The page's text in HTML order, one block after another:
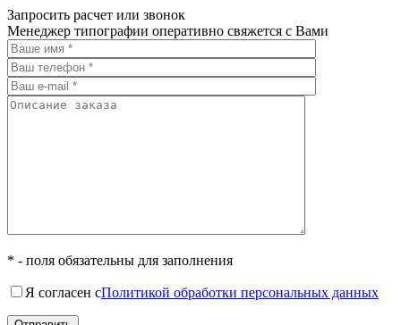
Запросить расчет или звонок
Менеджер типографии оперативно свяжется с Вами
* - поля обязательны для заполнения
Я согласен сПолитикой обработки персональных данных